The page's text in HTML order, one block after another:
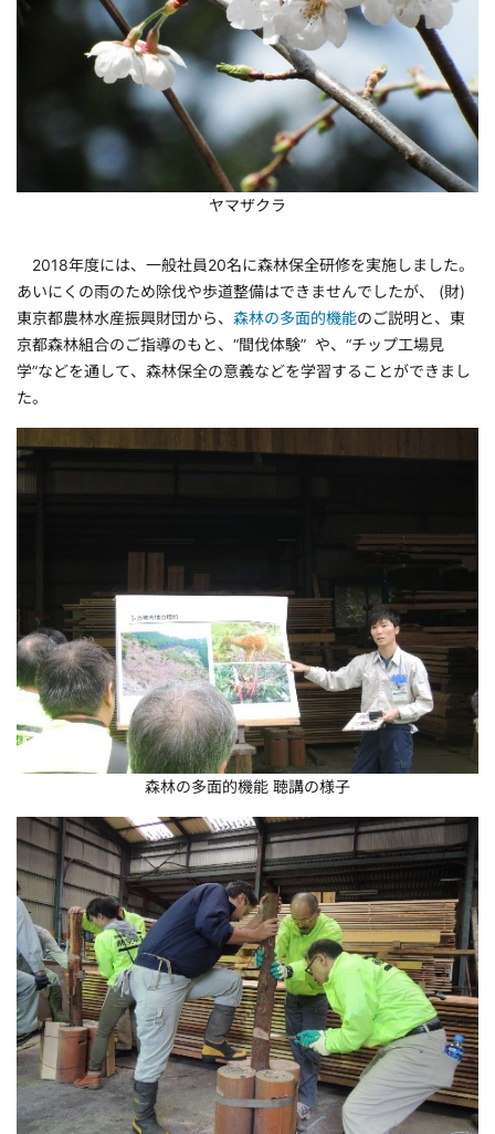
ヤマザクラ
2018年度には、一般社員20名に森林保全研修を実施しました。
あいにくの雨のため除伐や歩道整備はできませんでしたが、 (財)
東京都農林水産振興財団から、 森林の多面的機能のご説明と、東
京都森林組合のご指導のもと、“間伐体験” や、“チップ工場見
学”などを通して、森林保全の意義などを学習することができまし
た。
森林の多面的機能 聴講の様子